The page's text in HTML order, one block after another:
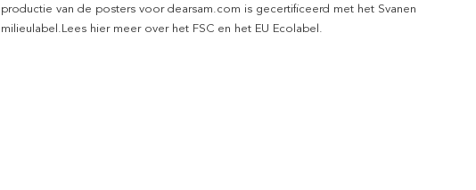
productie van de posters voor dearsam.com is gecertificeerd met het Svanen
milieulabel.Lees hier meer over het FSC en het EU Ecolabel.